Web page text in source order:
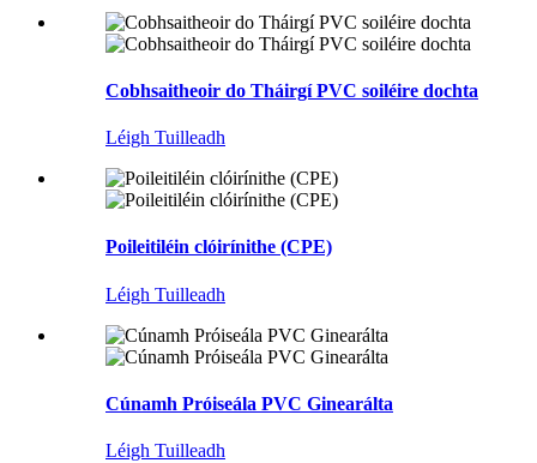
Cobhsaitheoir do Tháirgí PVC soiléire dochta
Léigh Tuilleadh
Poileitiléin clóirínithe (CPE)
Léigh Tuilleadh
Cúnamh Próiseála PVC Ginearálta
Léigh Tuilleadh